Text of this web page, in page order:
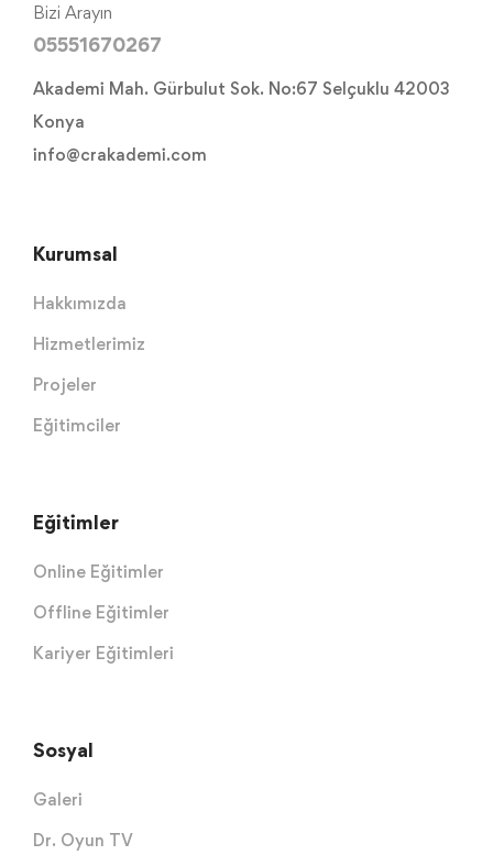
Bizi Arayın
05551670267
Akademi Mah. Gürbulut Sok. No:67 Selçuklu 42003
Konya
info@crakademi.com
Kurumsal
Hakkımızda
Hizmetlerimiz
Projeler
Eğitimciler
Eğitimler
Online Eğitimler
Offline Eğitimler
Kariyer Eğitimleri
Sosyal
Galeri
Dr. Oyun TV